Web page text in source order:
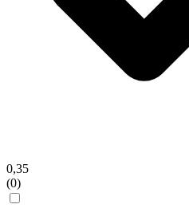
0,35
(0)